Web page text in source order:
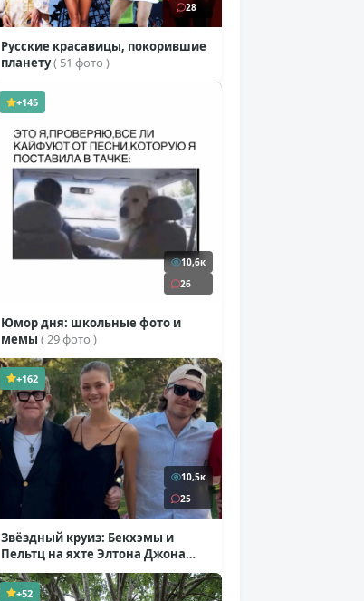
28
Русские красавицы, покорившие
планету( 51 фото )
+145
10,6к
26
Юмор дня: школьные фото и
мемы ( 29 фото )
+162
10,5к
25
Звёздный круиз: Бекхэмы и
Пельтц на яхте Элтона Джона
( 12 фото )
+52